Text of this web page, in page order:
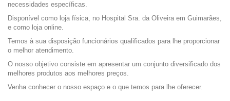
necessidades específicas.
Disponível como loja física, no Hospital Sra. da Oliveira em Guimarães,
e como loja online.
Temos à sua disposição funcionários qualificados para lhe proporcionar
o melhor atendimento.
O nosso objetivo consiste em apresentar um conjunto diversificado dos
melhores produtos aos melhores preços.
Venha conhecer o nosso espaço e o que temos para lhe oferecer.